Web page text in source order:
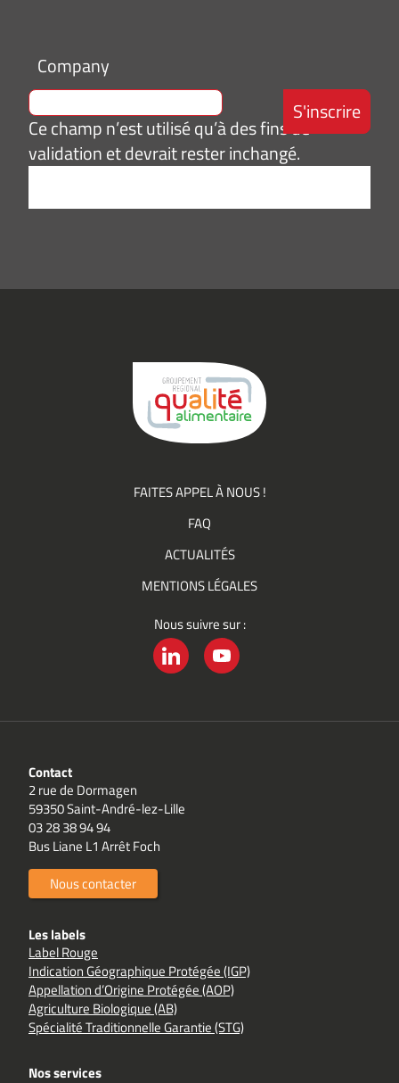
Company
Ce champ n’est utilisé qu’à des fins de
validation et devrait rester inchangé.
e-
FAITES APPEL À NOUS !
FAQ
ACTUALITÉS
MENTIONS LÉGALES
Nous suivre sur :
Contact
2 rue de Dormagen
59350 Saint-André-lez-Lille
03 28 38 94 94
Bus Liane L1 Arrêt Foch
Nous contacter
Les labels
Label Rouge
Indication Géographique Protégée (IGP)
Appellation d’Origine Protégée (AOP)
Agriculture Biologique (AB)
Spécialité Traditionnelle Garantie (STG)
Nos services